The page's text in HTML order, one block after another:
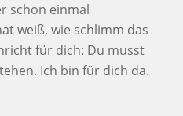
schon einmal
weiß, wie schlimm das
für dich: Du musst
Ich bin für dich da.